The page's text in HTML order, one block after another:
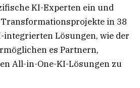
KI-Experten ein und
in 38
integrierten Lösungen, wie der
es Partnern,
All-in-One-KI-Lösungen zu